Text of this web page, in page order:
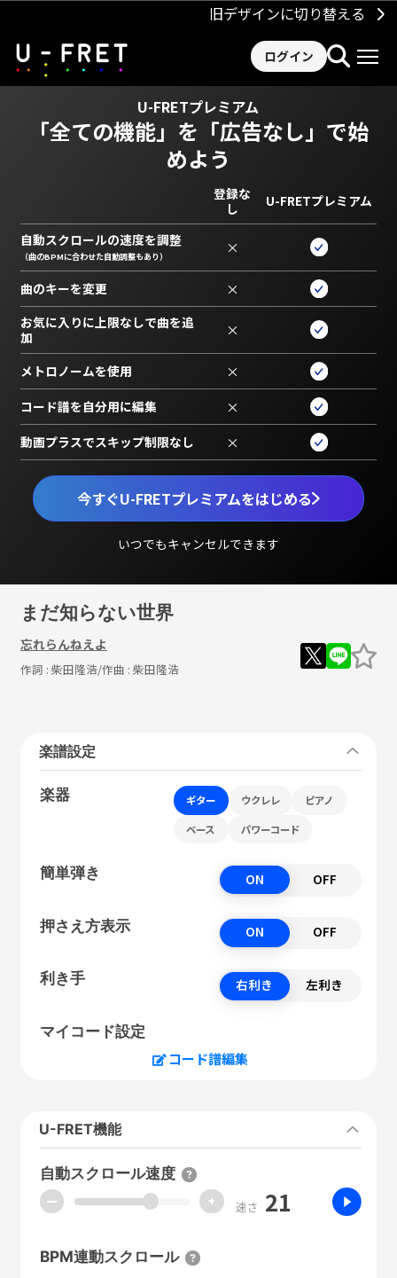
旧デザインに切り替える
ログイン
U-FRETプレミアム
「全ての機能」を 「広告なし」で始
めよう
今すぐU-FRETプレミアムをはじめる
いつでもキャンセルできます
登録な
し
U-FRETプレミアム
自動スクロールの速度を調整
（曲のBPMに合わせた自動調整もあり） ×
曲のキーを変更 ×
お気に入りに上限なしで曲を追
加
×
メトロノームを使用 ×
コード譜を自分用に編集 ×
動画プラスでスキップ制限なし ×
まだ知らない世界
忘れらんねえよ
作詞 : 柴田隆浩/作曲 : 柴田隆浩
楽譜設定
楽器 ギター ウクレレ ピアノ
ベース パワーコード
簡単弾き ON OFF
押さえ方表示 ON OFF
利き手 右利き 左利き
マイコード設定
コード譜編集
U-FRET機能
自動スクロール速度
ー + 速さ 21
BPM連動スクロール